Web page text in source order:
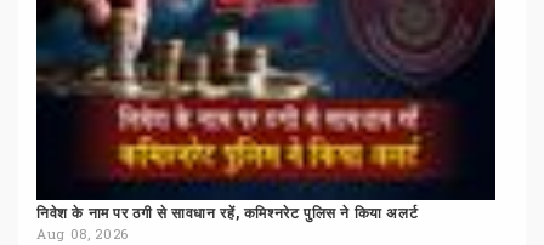
निवेश के नाम पर ठगी से सावधान रहें, कमिश्नरेट पुलिस ने किया अलर्ट
Aug 08, 2026